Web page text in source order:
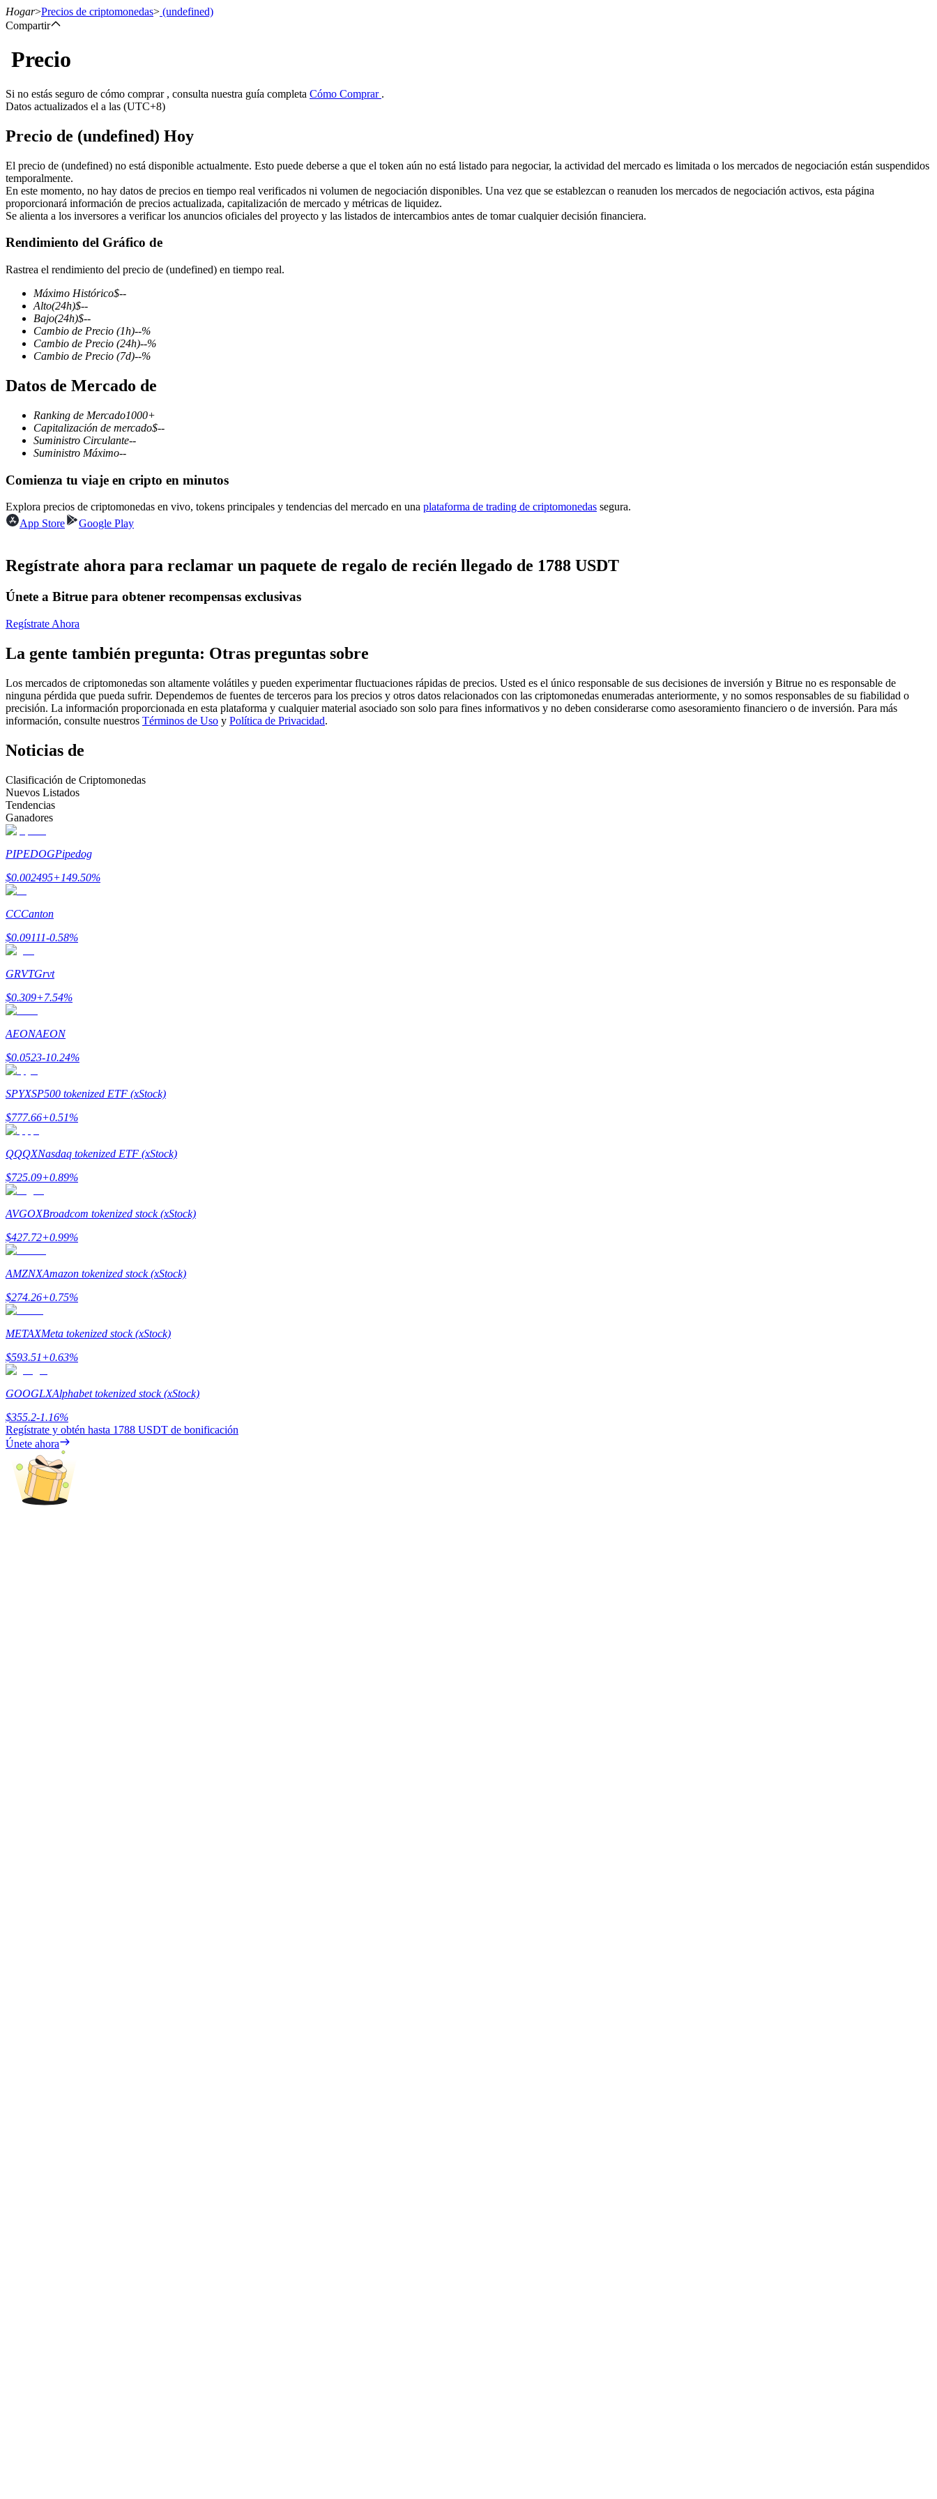
Futuros
Futuros del USDT
TradFi
Derivados de acciones, divisas, metales preciosos y materias primas
Copiar Trading
Únete a los mejores traders
Disfruta del reparto de beneficios y comisiones de copy trading
Información
Análisis de big data que incluye información comercial, etc.
Guía
Guía de inicio de futuros
Estrategias comerciales
Aprenda cómo mantenerse rentable
Hogar>Precios de criptomonedas> (undefined)
Compartir
Precio
Si no estás seguro de cómo comprar , consulta nuestra guía completa Cómo Comprar .
Datos actualizados el a las (UTC+8)
Precio de (undefined) Hoy
El precio de (undefined) no está disponible actualmente. Esto puede deberse a que el token aún no está listado para negociar, la actividad del mercado es limitada o los mercados de negociación están suspendidos
temporalmente.
En este momento, no hay datos de precios en tiempo real verificados ni volumen de negociación disponibles. Una vez que se establezcan o reanuden los mercados de negociación activos, esta página
proporcionará información de precios actualizada, capitalización de mercado y métricas de liquidez.
Se alienta a los inversores a verificar los anuncios oficiales del proyecto y las listados de intercambios antes de tomar cualquier decisión financiera.
Rendimiento del Gráfico de
Rastrea el rendimiento del precio de (undefined) en tiempo real.
Máximo Histórico$--
Alto(24h)$--
Bajo(24h)$--
Cambio de Precio (1h)--%
Cambio de Precio (24h)--%
Cambio de Precio (7d)--%
Datos de Mercado de
Ranking de Mercado1000+
Capitalización de mercado$--
Suministro Circulante--
Suministro Máximo--
Comienza tu viaje en cripto en minutos
Explora precios de criptomonedas en vivo, tokens principales y tendencias del mercado en una plataforma de trading de criptomonedas segura.
App Store
Google Play
Regístrate ahora para reclamar un paquete de regalo de recién llegado de 1788 USDT
Únete a Bitrue para obtener recompensas exclusivas
Regístrate Ahora
La gente también pregunta: Otras preguntas sobre
Los mercados de criptomonedas son altamente volátiles y pueden experimentar fluctuaciones rápidas de precios. Usted es el único responsable de sus decisiones de inversión y Bitrue no es responsable de
ninguna pérdida que pueda sufrir. Dependemos de fuentes de terceros para los precios y otros datos relacionados con las criptomonedas enumeradas anteriormente, y no somos responsables de su fiabilidad o
precisión. La información proporcionada en esta plataforma y cualquier material asociado son solo para fines informativos y no deben considerarse como asesoramiento financiero o de inversión. Para más
información, consulte nuestros Términos de Uso y Política de Privacidad.
Noticias de
Clasificación de Criptomonedas
Nuevos Listados
Tendencias
Ganadores
PIPEDOGPipedog
$0.002495+149.50%
CCCanton
$0.09111-0.58%
GRVTGrvt
$0.309+7.54%
AEONAEON
$0.0523-10.24%
SPYXSP500 tokenized ETF (xStock)
$777.66+0.51%
QQQXNasdaq tokenized ETF (xStock)
$725.09+0.89%
AVGOXBroadcom tokenized stock (xStock)
$427.72+0.99%
AMZNXAmazon tokenized stock (xStock)
$274.26+0.75%
METAXMeta tokenized stock (xStock)
$593.51+0.63%
GOOGLXAlphabet tokenized stock (xStock)
$355.2-1.16%
Regístrate y obtén hasta 1788 USDT de bonificación
Únete ahora